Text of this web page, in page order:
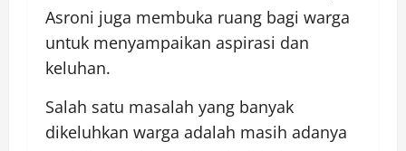
Asroni juga membuka ruang bagi warga
untuk menyampaikan aspirasi dan
keluhan.
Salah satu masalah yang banyak
dikeluhkan warga adalah masih adanya